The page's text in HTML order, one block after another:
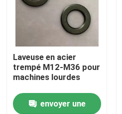
Laveuse en acier plat
Laveuses en acier durci
Machines à laver en acier
Laveuse en acier
trempé M12-M36 pour
machines lourdes
envoyer une